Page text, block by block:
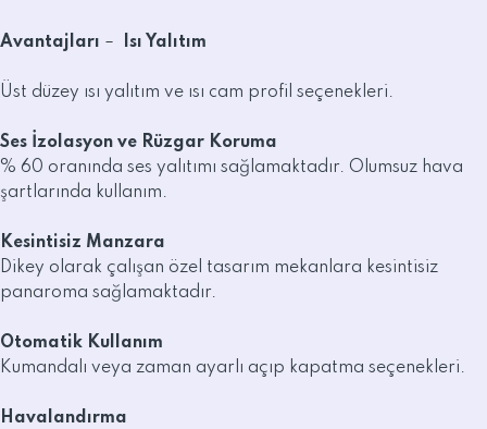
Avantajları – Isı Yalıtım
Üst düzey ısı yalıtım ve ısı cam profil seçenekleri.
Ses İzolasyon ve Rüzgar Koruma
% 60 oranında ses yalıtımı sağlamaktadır. Olumsuz hava
şartlarında kullanım.
Kesintisiz Manzara
Dikey olarak çalışan özel tasarım mekanlara kesintisiz
panaroma sağlamaktadır.
Otomatik Kullanım
Kumandalı veya zaman ayarlı açıp kapatma seçenekleri.
Havalandırma